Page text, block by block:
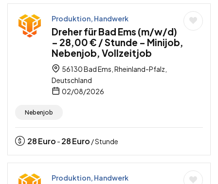
Produktion, Handwerk
Dreher für Bad Ems (m/w/d)
– 28,00 € / Stunde – Minijob,
Nebenjob, Vollzeitjob
56130 Bad Ems, Rheinland-Pfalz,
Deutschland
02/08/2026
Nebenjob
28Euro - 28Euro / Stunde
Produktion, Handwerk